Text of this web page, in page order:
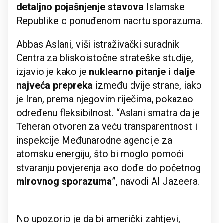
detaljno pojašnjenje stavova Islamske
Republike o ponuđenom nacrtu sporazuma.
Abbas Aslani, viši istraživački suradnik
Centra za bliskoistočne strateške studije,
izjavio je kako je nuklearno pitanje i dalje
najveća prepreka između dvije strane, iako
je Iran, prema njegovim riječima, pokazao
određenu fleksibilnost. “Aslani smatra da je
Teheran otvoren za veću transparentnost i
inspekcije Međunarodne agencije za
atomsku energiju, što bi moglo pomoći
stvaranju povjerenja ako dođe do početnog
mirovnog sporazuma”, navodi Al Jazeera.
No upozorio je da bi američki zahtjevi,